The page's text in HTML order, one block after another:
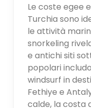
Le coste egee
Turchia sono
le attività
snorkeling
e antichi siti
popolari
windsurf in
Fethiye e
calde, la costa